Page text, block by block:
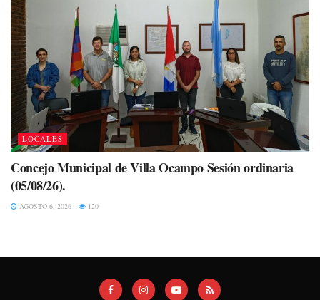
LOCALES
Concejo Municipal de Villa Ocampo Sesión ordinaria
(05/08/26).
AGOSTO 6, 2026 120